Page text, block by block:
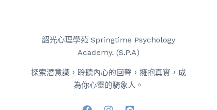
韶光心理學苑 Springtime Psychology
Academy. (S.P.A)
探索潛意識，聆聽內心的回聲，擁抱真實，成
為你心靈的騎象人。